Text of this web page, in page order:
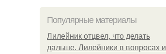
Популярные материалы
Лилейник отцвел, что делать
дальше. Лилейники в вопросах и